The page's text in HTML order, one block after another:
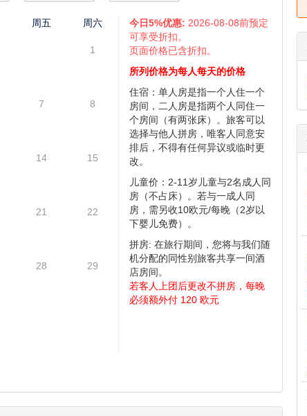
, 里斯本, 托莱多, 巴塞罗那, 安道尔, 波尔多, 戛纳, 卡尔卡松,
兰, 摩纳哥, 尼斯, 巴黎, 比萨, 罗马, 龙达, 梵蒂冈城, 威尼斯, 凡
供参考,具体情况请咨询,请您谅解 )
12月
周五 周六 今日5%优惠:2026-08-08前预定
可享受折扣。
所列价格为每人每天的价格
住宿：单人房是指一个人住一个
房间，二人房是指两个人同住一
个房间（有两张床）。旅客可以
房，需另收10欧元/每晚（2岁以
下婴儿免费）。